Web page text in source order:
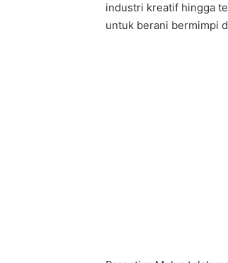
industri kreatif hingga
untuk berani bermimpi